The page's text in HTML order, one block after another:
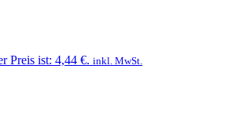
Preis ist: 4,44 €. inkl. MwSt.